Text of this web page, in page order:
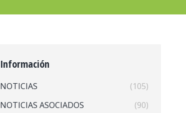
Información
NOTICIAS
(105)
NOTICIAS ASOCIADOS
(90)